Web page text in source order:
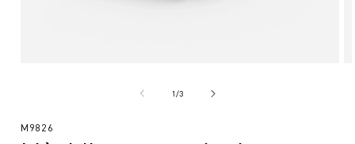
modal
1/de
3
SKU
M9826